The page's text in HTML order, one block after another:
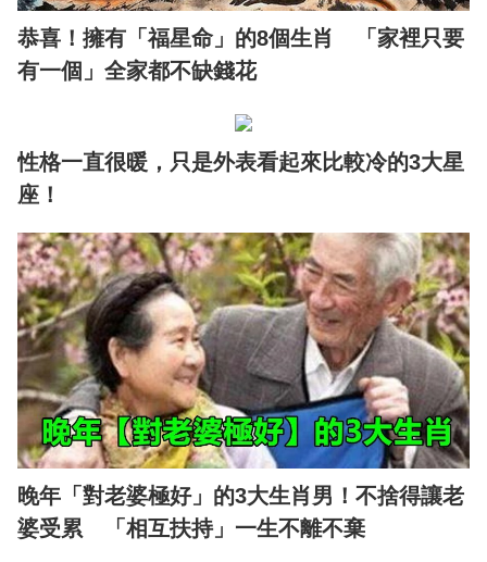
恭喜！擁有「福星命」的8個生肖 「家裡只要
有一個」全家都不缺錢花
性格一直很暖，只是外表看起來比較冷的3大星
座！
晚年「對老婆極好」的3大生肖男！不捨得讓老
婆受累 「相互扶持」一生不離不棄